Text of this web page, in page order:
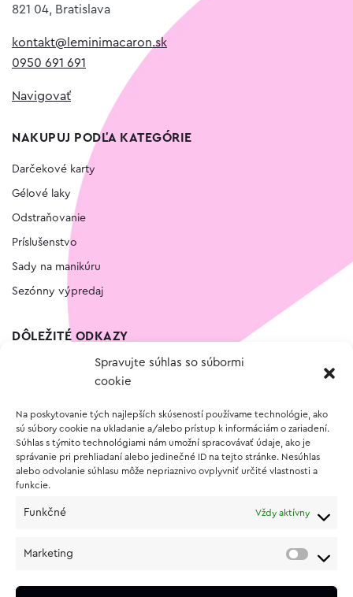
Spravujte súhlas so súbormi
cookie
Na poskytovanie tých najlepších skúseností používame technológie, ako
sú súbory cookie na ukladanie a/alebo prístup k informáciám o zariadení.
Súhlas s týmito technológiami nám umožní spracovávať údaje, ako je
správanie pri prehliadaní alebo jedinečné ID na tejto stránke. Nesúhlas
alebo odvolanie súhlasu môže nepriaznivo ovplyvniť určité vlastnosti a
funkcie.
Funkčné Vždy aktívny
Marketing
821 04, Bratislava
kontakt@leminimacaron.sk
0950 691 691
Navigovať
NAKUPUJ PODĽA KATEGÓRIE
Darčekové karty
Gélové laky
Odstraňovanie
Príslušenstvo
Sady na manikúru
Sezónny výpredaj
DÔLEŽITÉ ODKAZY
Vernostný program
O NÁKUPE
Vrátenie a reklamácia tovaru